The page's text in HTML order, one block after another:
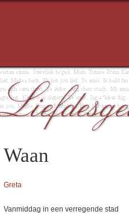
Waan
Greta
Vanmiddag in een verregende stad